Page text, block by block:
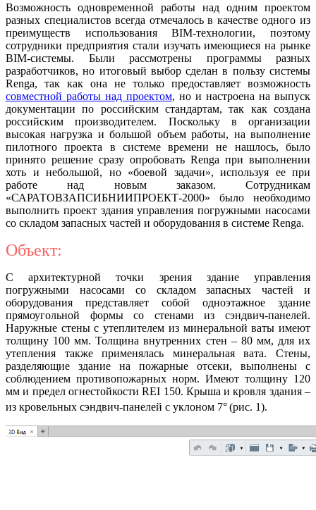
Возможность одновременной работы над одним проектом
разных специалистов всегда отмечалось в качестве одного из
преимуществ использования BIM-технологии, поэтому
сотрудники предприятия стали изучать имеющиеся на рынке
BIM-системы. Были рассмотрены программы разных
разработчиков, но итоговый выбор сделан в пользу системы
Renga, так как она не только предоставляет возможность
совместной работы над проектом, но и настроена на выпуск
документации по российским стандартам, так как создана
российским производителем. Поскольку в организации
высокая нагрузка и большой объем работы, на выполнение
пилотного проекта в системе времени не нашлось, было
принято решение сразу опробовать Renga при выполнении
хоть и небольшой, но «боевой задачи», используя ее при
работе над новым заказом. Сотрудникам
«САРАТОВЗАПСИБНИИПРОЕКТ-2000» было необходимо
выполнить проект здания управления погружными насосами
со складом запасных частей и оборудования в системе Renga.
Объект:
С архитектурной точки зрения здание управления
погружными насосами со складом запасных частей и
оборудования представляет собой одноэтажное здание
прямоугольной формы со стенами из сэндвич-панелей.
Наружные стены с утеплителем из минеральной ваты имеют
толщину 100 мм. Толщина внутренних стен – 80 мм, для их
утепления также применялась минеральная вата. Стены,
разделяющие здание на пожарные отсеки, выполнены с
соблюдением противопожарных норм. Имеют толщину 120
мм и предел огнестойкости REI 150. Крыша и кровля здания –
из кровельных сэндвич-панелей с уклоном 7°(рис. 1).